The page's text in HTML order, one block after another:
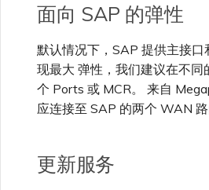
面向 SAP 的弹性
默认情况下，SAP 提供主接
现最大 弹性，我们建议在不同
个 Ports 或 MCR。 来自
应连接至 SAP 的两个 WAN 路
更新服务